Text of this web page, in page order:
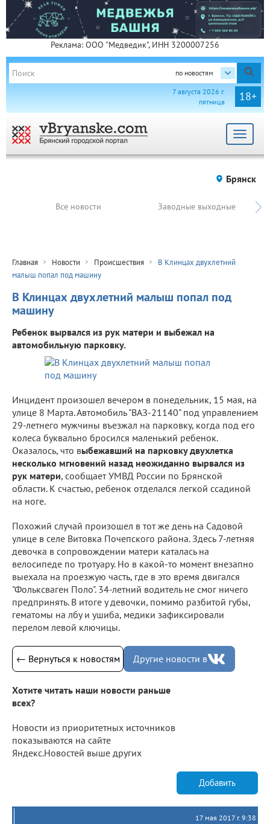
Реклама: ООО "Медведик", ИНН 3200007256
по новостям
18+
7 августа 2026 г.
пятница
Toggle
Брянск
Все новости Заводные выходные
Главная Новости Происшествия
В Клинцах двухлетний
малыш попал под машину
В Клинцах двухлетний малыш попал под
машину
Ребенок вырвался из рук матери и выбежал на
автомобильную парковку.
Инцидент произошел вечером в понедельник, 15 мая, на
улице 8 Марта. Автомобиль "ВАЗ-21140" под управлением
29-летнего мужчины въезжал на парковку, когда под его
колеса буквально бросился маленький ребенок.
Оказалось, что выбежавший на парковку двухлетка
несколько мгновений назад неожиданно вырвался из
рук матери, сообщает УМВД России по Брянской
области. К счастью, ребенок отделался легкой ссадиной
на ноге.
Похожий случай произошел в тот же день на Садовой
улице в селе Витовка Почепского района. Здесь 7-летняя
девочка в сопровождении матери каталась на
велосипеде по тротуару. Но в какой-то момент внезапно
выехала на проезжую часть, где в это время двигался
"Фольксваген Поло". 34-летний водитель не смог ничего
предпринять. В итоге у девочки, помимо разбитой губы,
гематомы на лбу и ушиба, медики зафиксировали
перелом левой ключицы.
← Вернуться к новостям Другие новости в
Хотите читать наши новости раньше
всех?
Новости из приоритетных источников
показываются на сайте
Яндекс.Новостей выше других
Добавить
17 мая 2017 г. 9:38